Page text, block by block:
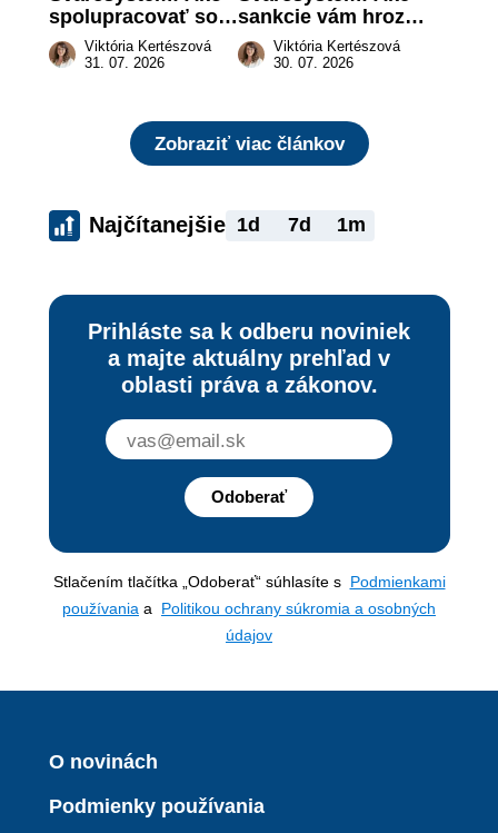
spolupracovať so
živnostníkom
legálne a bez
Viktória Kertészová
31. 07. 2026
sankcie vám hrozia
a prečo nestačí
zaplatiť pokutu?
Viktória Kertészová
30. 07. 2026
Zobraziť viac článkov
Najčítanejšie 1d 7d 1m
Prihláste sa k odberu noviniek
a majte aktuálny prehľad v
oblasti práva a zákonov.
Odoberať
Stlačením tlačítka „Odoberať“ súhlasíte s Podmienkami
používania a Politikou ochrany súkromia a osobných
údajov
O novinách
Podmienky používania